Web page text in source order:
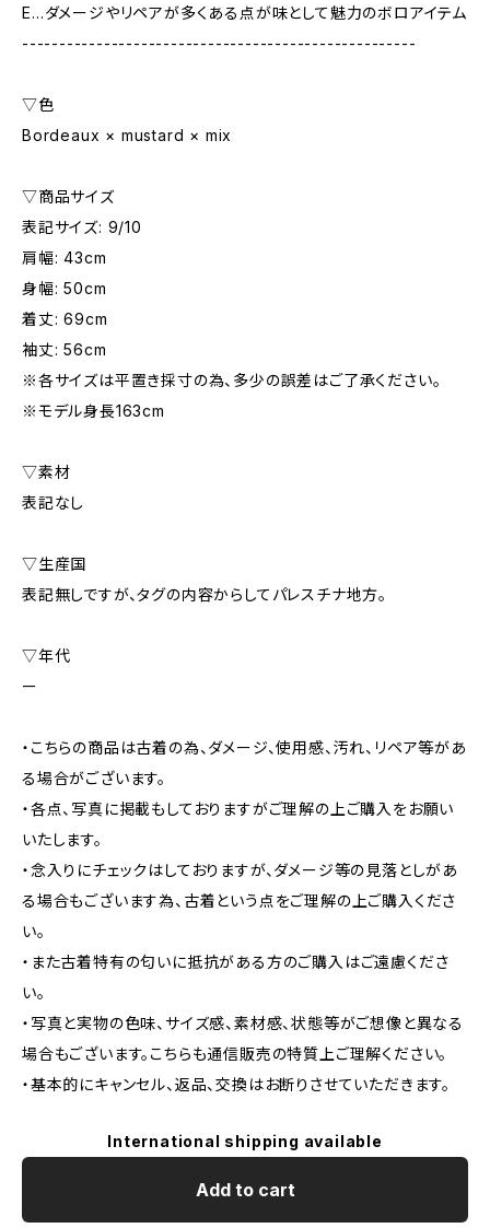
E…ダメージやリペアが多くある点が味として魅力のボロアイテム
-----------------------------------------------------
▽色
Bordeaux × mustard × mix
▽商品サイズ
表記サイズ: 9/10
肩幅: 43cm
身幅: 50cm
着丈: 69cm
袖丈: 56cm
※各サイズは平置き採寸の為、多少の誤差はご了承ください。
※モデル身長163cm
▽素材
表記なし
▽生産国
表記無しですが、タグの内容からしてパレスチナ地方。
▽年代
ー
・こちらの商品は古着の為、ダメージ、使用感、汚れ、リペア等があ
る場合がございます。
・各点、写真に掲載もしておりますがご理解の上ご購入をお願い
いたします。
・念入りにチェックはしておりますが、ダメージ等の見落としがあ
る場合もございます為、古着という点をご理解の上ご購入くださ
い。
・また古着特有の匂いに抵抗がある方のご購入はご遠慮くださ
い。
・写真と実物の色味、サイズ感、素材感、状態等がご想像と異なる
場合もございます。こちらも通信販売の特質上ご理解ください。
・基本的にキャンセル、返品、交換はお断りさせていただきます。
International shipping available
Add to cart